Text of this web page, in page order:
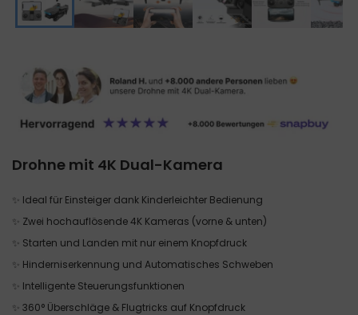
Drohne mit 4K Dual-Kamera
✨ Ideal für Einsteiger dank Kinderleichter Bedienung
✨ Zwei hochauflösende 4K Kameras (vorne & unten)
✨ Starten und Landen mit nur einem Knopfdruck
✨ Hinderniserkennung und Automatisches Schweben
✨ Intelligente Steuerungsfunktionen
✨ 360° Überschläge & Flugtricks auf Knopfdruck